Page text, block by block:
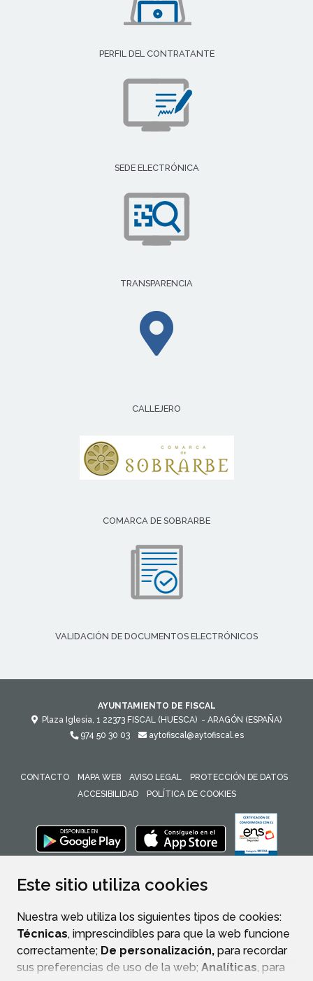
Este sitio utiliza cookies
Nuestra web utiliza los siguientes tipos de cookies:
Técnicas, imprescindibles para que la web funcione
correctamente; De personalización, para recordar
sus preferencias de uso de la web; Analíticas, para
PERFIL DEL CONTRATANTE
SEDE ELECTRÓNICA
TRANSPARENCIA
CALLEJERO
COMARCA DE SOBRARBE
VALIDACIÓN DE DOCUMENTOS ELECTRÓNICOS
AYUNTAMIENTO DE FISCAL
Plaza Iglesia, 1 22373 FISCAL (HUESCA) - ARAGÓN (ESPAÑA)
974 50 30 03
aytofiscal@aytofiscal.es
CONTACTO MAPA WEB AVISO LEGAL
PROTECCIÓN DE DATOS
ACCESIBILIDAD
POLÍTICA DE COOKIES